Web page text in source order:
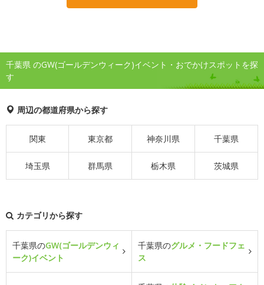
千葉県 のGW(ゴールデンウィーク)イベント・おでかけスポットを探
す
周辺の都道府県から探す
関東 東京都 神奈川県 千葉県
埼玉県 群馬県 栃木県 茨城県
カテゴリから探す
千葉県のGW(ゴールデンウィ
ーク)イベント
千葉県のグルメ・フードフェ
ス